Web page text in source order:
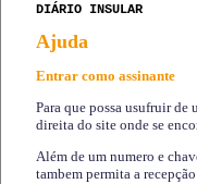
DIÁRIO INSULAR
Ajuda
Entrar como assinante
Para que possa usufruir de
direita do site onde se
Além de um numero e
tambem permita a